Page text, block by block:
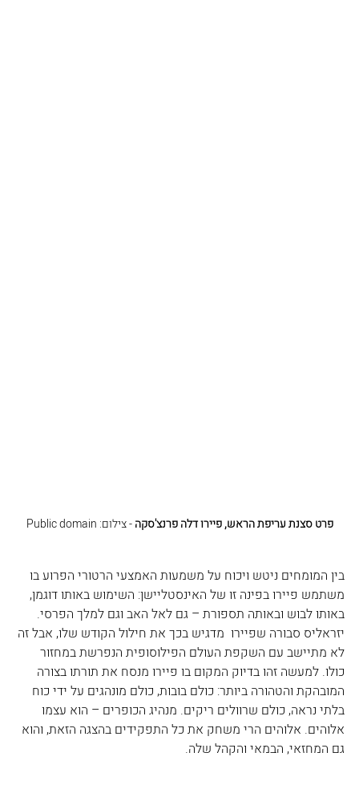
פרט סצנת עריפת הראש, פיירו דלה פרנצ'סקה - צילום: Public domain
בין המומחים ניטש ויכוח על משמעות האמצעי הרטורי הפרוע בו
משתמש פיירו בפינה זו של האינסטליישן: השימוש באותו דוגמן,
באותו לבוש ובאותה תספורת – גם לאל האב וגם למלך הפרסי.
יזראליס סבורה שפיירו  מדגיש בכך את חילול הקודש שלו, אבל זה
לא מתיישב עם השקפת העולם הפילוסופית הנפרשת במחזור
כולו. למעשה זהו בדיוק המקום בו פיירו מנסח את תורתו בצורה
המובהקת והטהורה ביותר: כולם בובות, כולם מונהגים על ידי כוח
בלתי נראה, כולם שרוולים ריקים. מנהיג הכופרים – הוא עצמו
אלוהים. אלוהים הרי משחק את כל התפקידים בהצגה הזאת, והוא
גם המחזאי, הבמאי והקהל שלה.